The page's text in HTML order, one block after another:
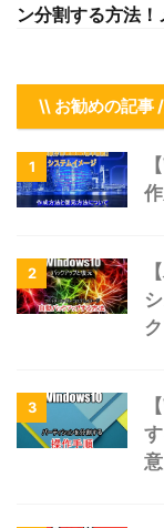
ン分割する方法
\\ お勧めの記事
1
2
3